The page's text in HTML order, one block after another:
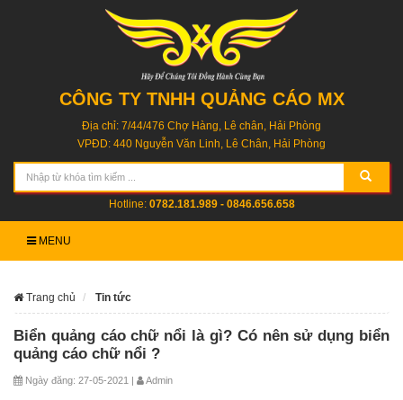
CÔNG TY TNHH QUẢNG CÁO MX
Địa chỉ: 7/44/476 Chợ Hàng, Lê chân, Hải Phòng
VPĐD: 440 Nguyễn Văn Linh, Lê Chân, Hải Phòng
Hotline: 0782.181.989 - 0846.656.658
MENU
Trang chủ Tin tức
Biển quảng cáo chữ nổi là gì? Có nên sử dụng biển
quảng cáo chữ nổi ?
Ngày đăng: 27-05-2021 | Admin